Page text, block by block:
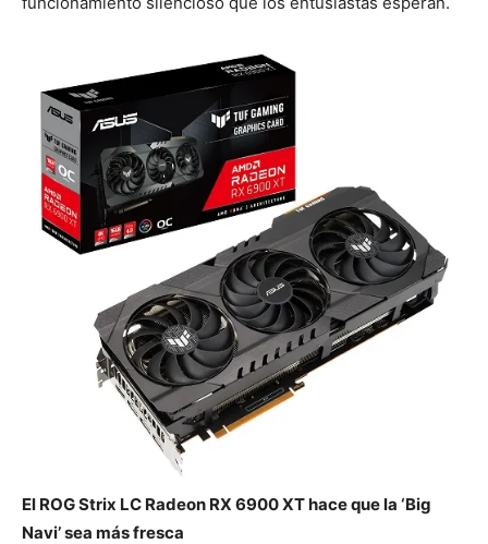
El ROG Strix LC Radeon RX 6900 XT hace que la ‘Big
Navi’ sea más fresca